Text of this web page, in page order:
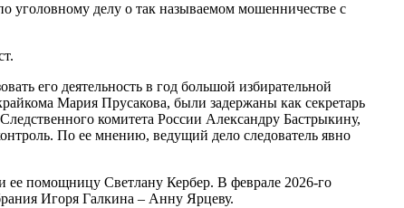
делу о так называемом мошенничестве с
его деятельность в год большой избирательной
Мария Прусакова, были задержаны как секретарь
комитета России Александру Бастрыкину,
По ее мнению, ведущий дело следователь явно
помощницу Светлану Кербер. В феврале 2026-го
Игоря Галкина – Анну Ярцеву.